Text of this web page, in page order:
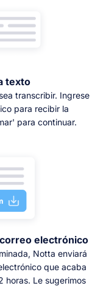
texto
transcribir. Ingrese
para recibir la
para continuar.
electrónico
Notta enviará
que acaba
horas. Le sugerimos